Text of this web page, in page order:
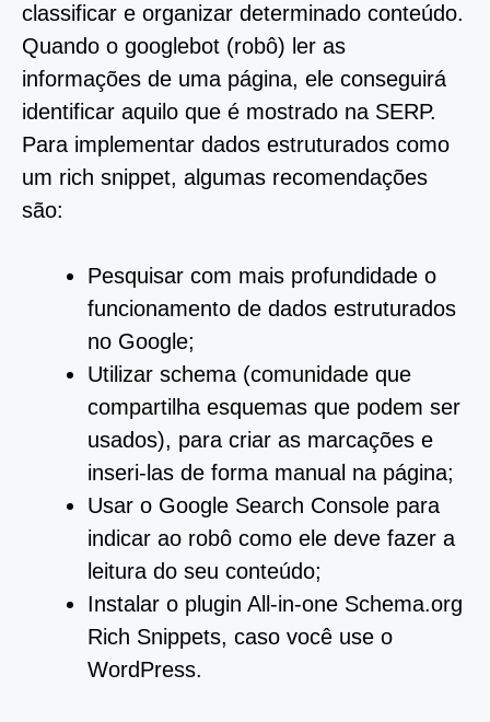
classificar e organizar determinado conteúdo.
Quando o googlebot (robô) ler as
informações de uma página, ele conseguirá
identificar aquilo que é mostrado na SERP.
Para implementar dados estruturados como
um rich snippet, algumas recomendações
são:
Pesquisar com mais profundidade o
funcionamento de dados estruturados
no Google;
Utilizar schema (comunidade que
compartilha esquemas que podem ser
usados), para criar as marcações e
inseri-las de forma manual na página;
Usar o Google Search Console para
indicar ao robô como ele deve fazer a
leitura do seu conteúdo;
Instalar o plugin All-in-one Schema.org
Rich Snippets, caso você use o
WordPress.